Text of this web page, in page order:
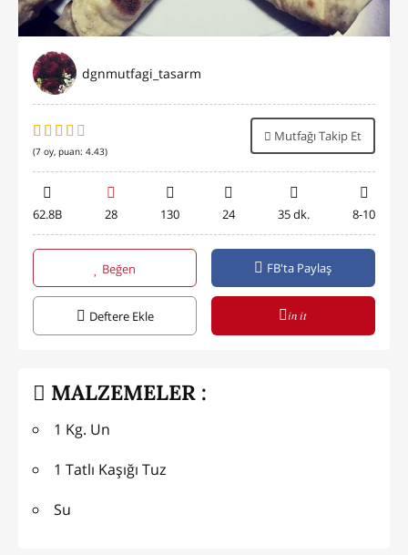
dgnmutfagi_tasarm
(7 oy, puan: 4.43)
Mutfağı Takip Et
62.8B 28 130 24 35 dk. 8-10
Beğen FB'ta Paylaş
Deftere Ekle in it
MALZEMELER :
1 Kg. Un
1 Tatlı Kaşığı Tuz
Su